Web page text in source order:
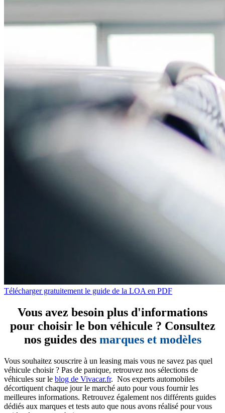
Télécharger gratuitement le guide de la LOA en PDF
Vous avez besoin plus d'informations
pour choisir le bon véhicule ? Consultez
nos guides des marques et modèles
Vous souhaitez souscrire à un leasing mais vous ne savez pas quel
véhicule choisir ? Pas de panique, retrouvez nos sélections de
véhicules sur le blog de Vivacar.fr. Nos experts automobiles
décortiquent chaque jour le marché auto pour vous fournir les
meilleures informations. Retrouvez également nos différents guides
dédiés aux marques et tests auto que nous avons réalisé pour vous